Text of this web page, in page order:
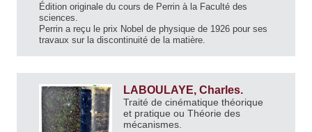
Édition originale du cours de Perrin à la Faculté des
sciences.
Perrin a reçu le prix Nobel de physique de 1926 pour ses
travaux sur la discontinuité de la matière.
LABOULAYE, Charles.
Traité de cinématique théorique
et pratique ou Théorie des
mécanismes.